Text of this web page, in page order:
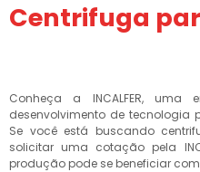
Centrifuga
Conheça a INCALFER,
desenvolvimento de tecnologia
Se você está buscando
solicitar uma cotação pela
produção pode se beneficiar